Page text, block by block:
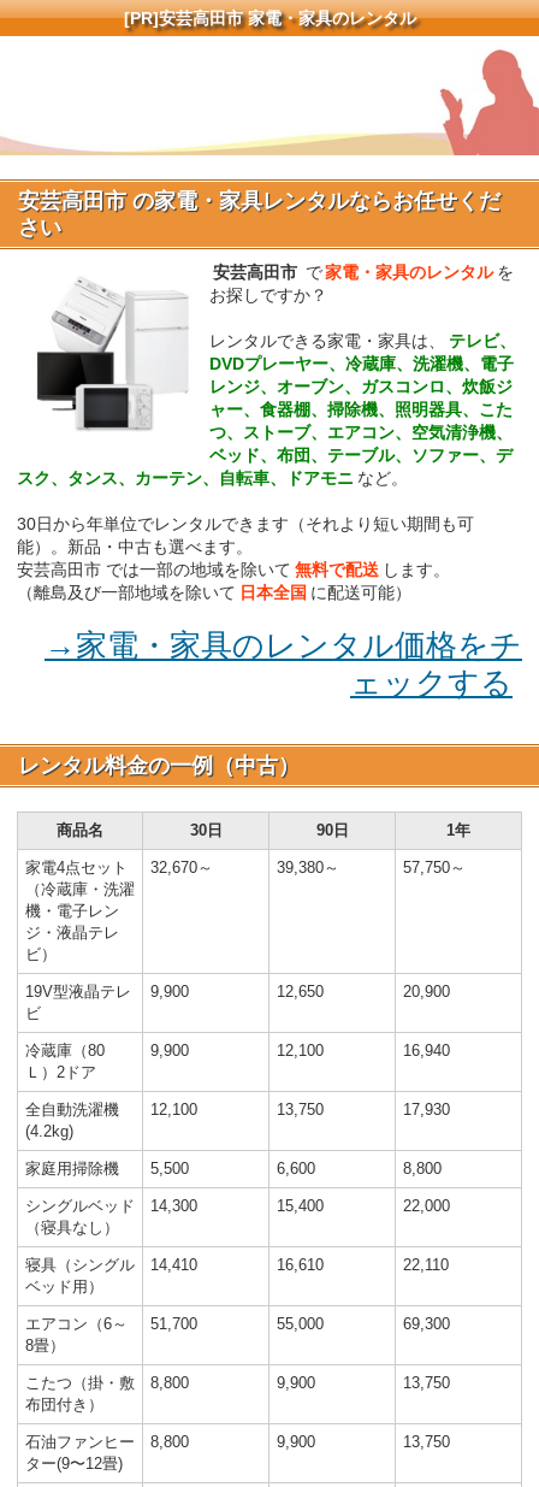
[PR]安芸高田市 家電・家具のレンタル
安芸高田市 の家電・家具レンタルならお任せくだ
さい
安芸高田市 で家電・家具のレンタル を
お探しですか？
レンタルできる家電・家具は、
テレビ、
DVDプレーヤー、冷蔵庫、洗濯機、電子
レンジ、オーブン、ガスコンロ、炊飯ジ
ャー、食器棚、掃除機、照明器具、こた
つ、ストーブ、エアコン、空気清浄機、
ベッド、布団、テーブル、ソファー、デ
スク、タンス、カーテン、自転車、ドアモニ など。
30日から年単位でレンタルできます（それより短い期間も可
能）。新品・中古も選べます。
安芸高田市 では一部の地域を除いて 無料で配送 します。
（離島及び一部地域を除いて 日本全国 に配送可能）
→家電・家具のレンタル価格をチ
ェックする
レンタル料金の一例（中古）
商品名 30日 90日 1年
家電4点セット
（冷蔵庫・洗濯
機・電子レン
ジ・液晶テレ
ビ）
32,670～ 39,380～ 57,750～
19V型液晶テレ
ビ
9,900 12,650 20,900
冷蔵庫（80
Ｌ）2ドア
9,900 12,100 16,940
全自動洗濯機
(4.2kg)
12,100 13,750 17,930
家庭用掃除機 5,500 6,600 8,800
シングルベッド
（寝具なし）
14,300 15,400 22,000
寝具（シングル
ベッド用）
14,410 16,610 22,110
エアコン（6～
8畳）
51,700 55,000 69,300
こたつ（掛・敷
布団付き）
8,800 9,900 13,750
石油ファンヒー
ター(9〜12畳)
8,800 9,900 13,750